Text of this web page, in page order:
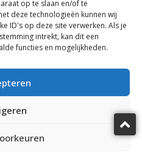
op te slaan en/of te
deze technologieën kunnen wij
ID's op deze site verwerken. Als je
intrekt, kan dit een
functies en mogelijkheden.
© 2025